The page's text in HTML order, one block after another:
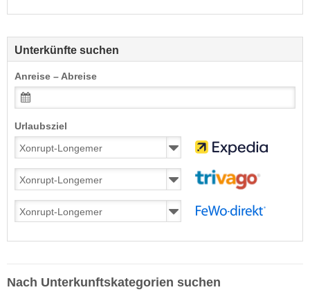
Unterkünfte suchen
Anreise – Abreise
Urlaubsziel
Nach Unterkunftskategorien suchen